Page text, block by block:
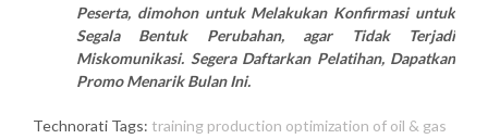
Peserta, dimohon untuk Melakukan Konfirmasi untuk
Segala Bentuk Perubahan, agar Tidak Terjadi
Miskomunikasi. Segera Daftarkan Pelatihan, Dapatkan
Promo Menarik Bulan Ini.
Technorati Tags: training production optimization of oil & gas